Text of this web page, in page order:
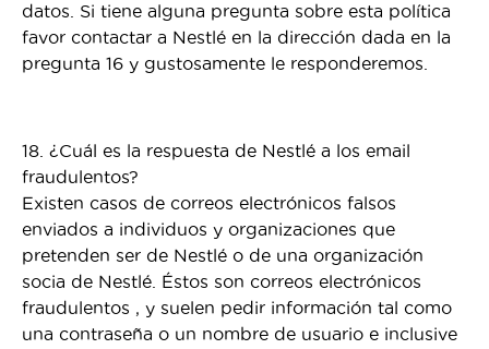
datos. Si tiene alguna pregunta sobre esta política
favor contactar a Nestlé en la dirección dada en la
pregunta 16 y gustosamente le responderemos.
18. ¿Cuál es la respuesta de Nestlé a los email
fraudulentos?
Existen casos de correos electrónicos falsos
enviados a individuos y organizaciones que
pretenden ser de Nestlé o de una organización
socia de Nestlé. Éstos son correos electrónicos
fraudulentos , y suelen pedir información tal como
una contraseña o un nombre de usuario e inclusive